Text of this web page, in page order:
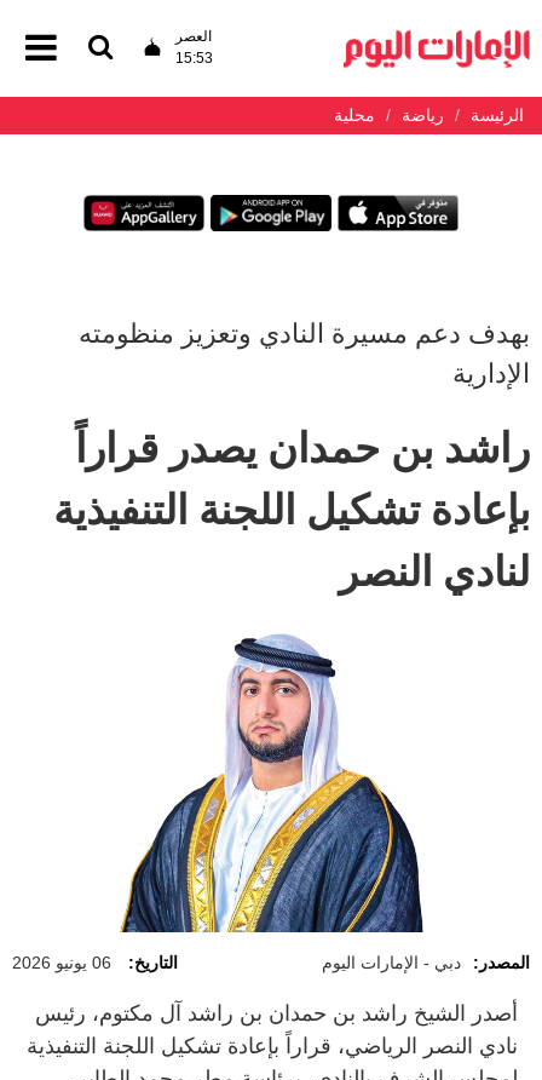
العصر
15:53
الرئيسة رياضة محلية
بهدف دعم مسيرة النادي وتعزيز منظومته
الإدارية
راشد بن حمدان يصدر قراراً
بإعادة تشكيل اللجنة التنفيذية
لنادي النصر
المصدر: دبي - الإمارات اليوم التاريخ: 06 يونيو 2026
أصدر الشيخ راشد بن حمدان بن راشد آل مكتوم، رئيس
نادي النصر الرياضي، قراراً بإعادة تشكيل اللجنة التنفيذية